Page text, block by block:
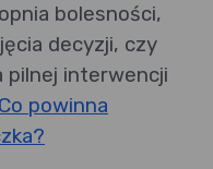
bolesności,
decyzji, czy
pilnej interwencji
Co powinna